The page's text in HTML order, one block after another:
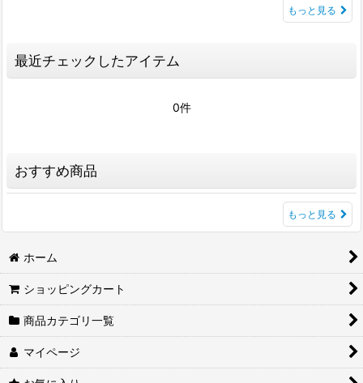
もっと見る
最近チェックしたアイテム
0件
おすすめ商品
もっと見る
ホーム
ショッピングカート
商品カテゴリ一覧
マイページ